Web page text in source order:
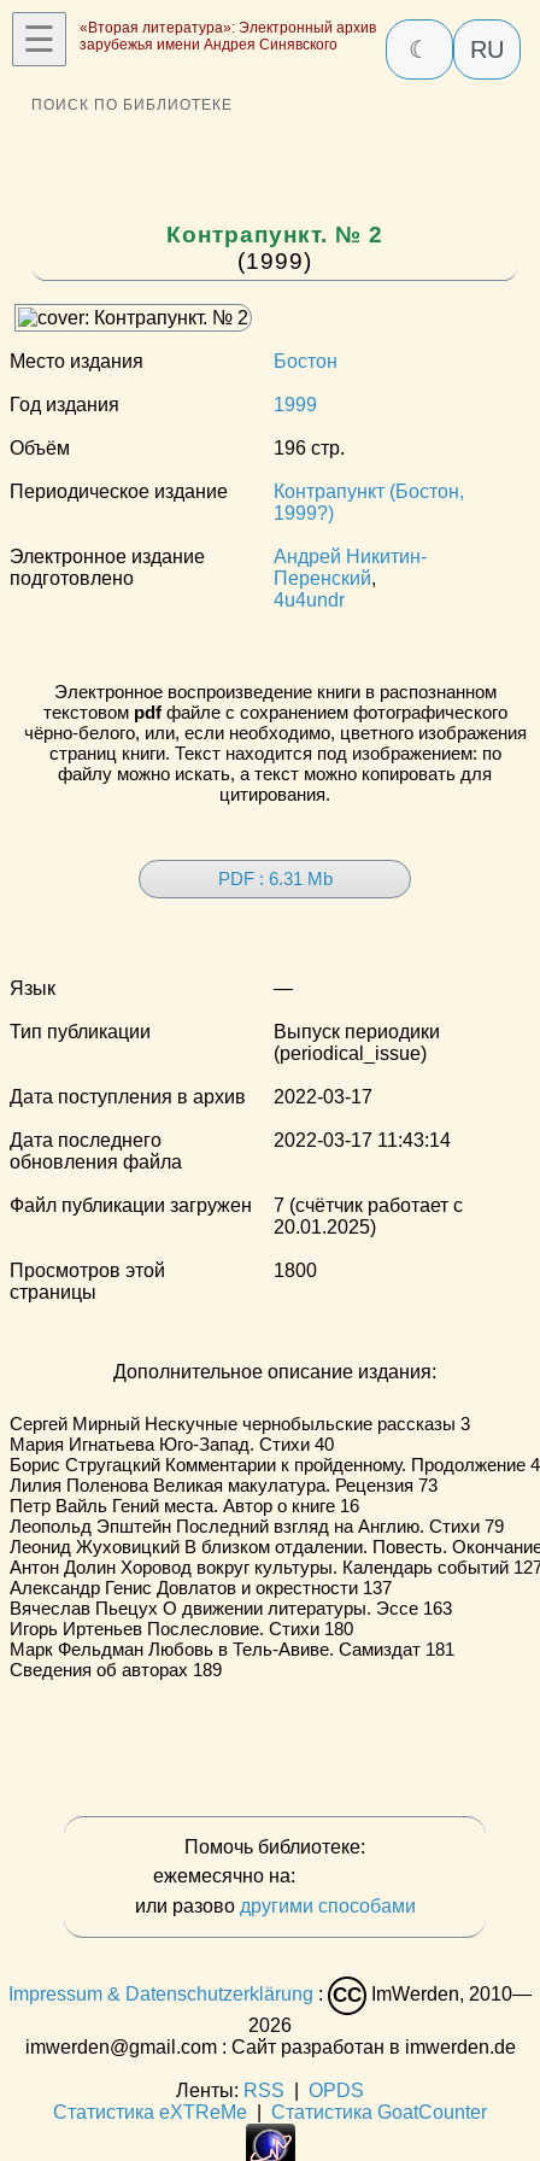
☰
«Вторая литература»: Электронный архив
зарубежья имени Андрея Синявского
☾ RU
ПОИСК ПО БИБЛИОТЕКЕ
Контрапункт. № 2
(1999)
Место издания Бостон
Год издания 1999
Объём 196 стр.
Периодическое издание
Контрапункт (Бостон,
1999?)
Электронное издание
подготовлено
Андрей Никитин-
Перенский,
4u4undr
Электронное воспроизведение книги в распознанном
текстовом pdfфайле с сохранением фотографического
чёрно-белого, или, если необходимо, цветного изображения
страниц книги. Текст находится под изображением: по
файлу можно искать, а текст можно копировать для
цитирования.
PDF : 6.31 Mb
Язык —
Тип публикации
Выпуск периодики
(periodical_issue)
Дата поступления в архив 2022-03-17
Дата последнего
обновления файла
2022-03-17 11:43:14
Файл публикации загружен
7 (счётчик работает с
20.01.2025)
Просмотров этой
страницы
1800
Дополнительное описание издания:
Сергей Мирный Нескучные чернобыльские рассказы 3
Мария Игнатьева Юго-Запад. Стихи 40
Борис Стругацкий Комментарии к пройденному. Продолжение
Лилия Поленова Великая макулатура. Рецензия 73
Петр Вайль Гений места. Автор о книге 16
Леопольд Эпштейн Последний взгляд на Англию. Стихи 79
Леонид Жуховицкий В близком отдалении. Повесть.
Антон Долин Хоровод вокруг культуры. Календарь событий
Александр Генис Довлатов и окрестности 137
Вячеслав Пьецух О движении литературы. Эссе 163
Игорь Иртеньев Послесловие. Стихи 180
Марк Фельдман Любовь в Тель-Авиве. Самиздат 181
Помочь библиотеке:
ежемесячно на:
или разово другими способами
Impressum & Datenschutzerklärung : CC
ImWerden, 2010—
2026
imwerden@gmail.com : Сайт разработан в imwerden.de
Ленты: RSS
OPDS
Статистика eXTReMe
Статистика GoatCounter